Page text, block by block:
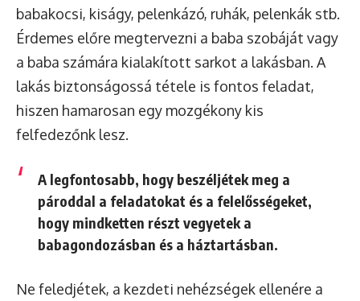
babakocsi, kiságy, pelenkázó, ruhák, pelenkák stb.
Érdemes előre megtervezni a baba szobáját vagy
a baba számára kialakított sarkot a lakásban. A
lakás biztonságossá tétele is fontos feladat,
hiszen hamarosan egy mozgékony kis
felfedezőnk lesz.
A legfontosabb, hogy beszéljétek meg a
pároddal a feladatokat és a felelősségeket,
hogy mindketten részt vegyetek a
babagondozásban és a háztartásban.
Ne feledjétek, a kezdeti nehézségek ellenére a